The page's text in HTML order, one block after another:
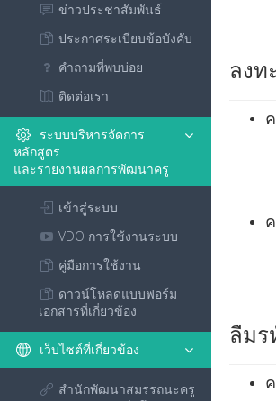
ข่าวประชาสัมพันธ์
ประกาศระเบียบข้อบังคับ
คำถามที่พบบ่อย
ติดต่อเรา
ระบบบริหารจัดการ
หลักสูตร
และรายงานผลการพัฒนาครู
เข้าสู่ระบบ
VDO การใช้งานระบบ
คู่มือการใช้งาน
ดาวน์โหลดแบบฟอร์ม
เอกสารที่เกี่ยวข้อง
เว็บไซต์ที่เกี่ยวข้อง
สำนักพัฒนาสมรรถนะครู
ลงท
ลืม